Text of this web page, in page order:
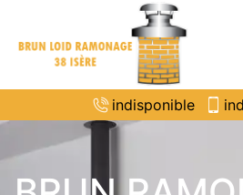
indisponible